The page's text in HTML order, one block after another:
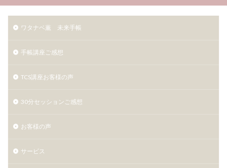
ワタナベ薫 未来手帳
手帳講座ご感想
TCS講座お客様の声
30分セッションご感想
お客様の声
サービス